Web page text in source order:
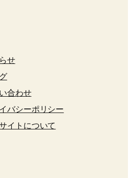
せ
合わせ
バシーポリシー
イトについて